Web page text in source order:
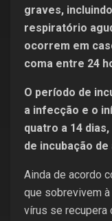
graves,
respiratório
ocorrem em
coma entre 24
O período de
a infecção e o
quatro a 14
de incubação de
Ainda de acordo
que sobrevivem
vírus se recupera